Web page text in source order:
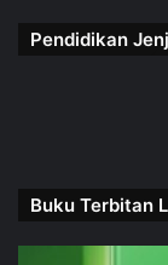
Pendidikan
Buku Terbitan